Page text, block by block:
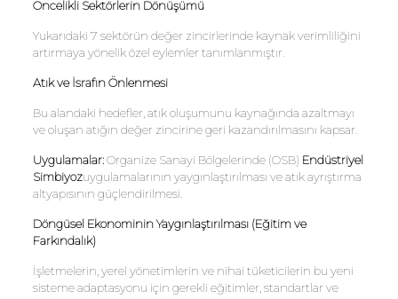
Öncelikli Sektörlerin Dönüşümü
Yukarıdaki 7 sektörün değer zincirlerinde kaynak verimliliğini
artırmaya yönelik özel eylemler tanımlanmıştır.
Atık ve İsrafın Önlenmesi
Bu alandaki hedefler, atık oluşumunu kaynağında azaltmayı
ve oluşan atığın değer zincirine geri kazandırılmasını kapsar.
Uygulamalar:Organize Sanayi Bölgelerinde (OSB) Endüstriyel
Simbiyozuygulamalarının yaygınlaştırılması ve atık ayrıştırma
altyapısının güçlendirilmesi.
Döngüsel Ekonominin Yaygınlaştırılması (Eğitim ve
Farkındalık)
İşletmelerin, yerel yönetimlerin ve nihai tüketicilerin bu yeni
sisteme adaptasyonu için gerekli eğitimler, standartlar ve